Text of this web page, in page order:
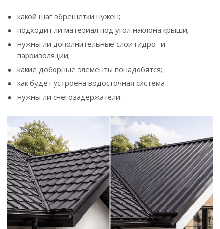
какой шаг обрешетки нужен;
подходит ли материал под угол наклона крыши;
нужны ли дополнительные слои гидро- и
пароизоляции;
какие доборные элементы понадобятся;
как будет устроена водосточная система;
нужны ли снегозадержатели.